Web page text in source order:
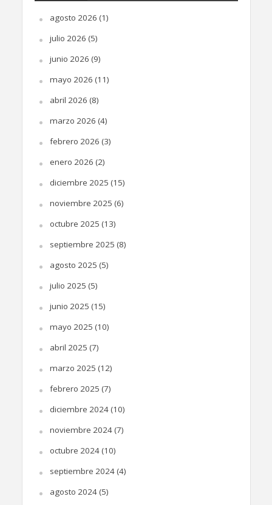
agosto 2026 (1)
julio 2026 (5)
junio 2026 (9)
mayo 2026 (11)
abril 2026 (8)
marzo 2026 (4)
febrero 2026 (3)
enero 2026 (2)
diciembre 2025 (15)
noviembre 2025 (6)
octubre 2025 (13)
septiembre 2025 (8)
agosto 2025 (5)
julio 2025 (5)
junio 2025 (15)
mayo 2025 (10)
abril 2025 (7)
marzo 2025 (12)
febrero 2025 (7)
diciembre 2024(10)
noviembre 2024(7)
octubre 2024(10)
septiembre 2024(4)
agosto 2024(5)